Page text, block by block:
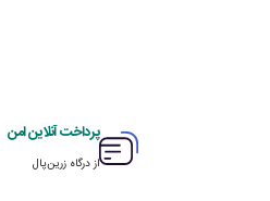
پرداخت آنلاین امن
از درگاه زرین‌پال